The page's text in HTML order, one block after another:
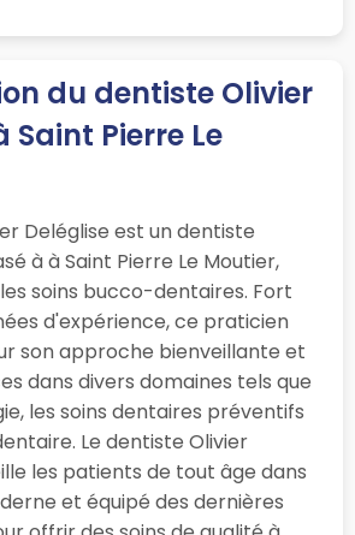
du dentiste Olivier
Saint Pierre Le
Deléglise est un dentiste
à à Saint Pierre Le Moutier,
soins bucco-dentaires. Fort
d'expérience, ce praticien
son approche bienveillante et
dans divers domaines tels que
les soins dentaires préventifs
Le dentiste Olivier
les patients de tout âge dans
et équipé des dernières